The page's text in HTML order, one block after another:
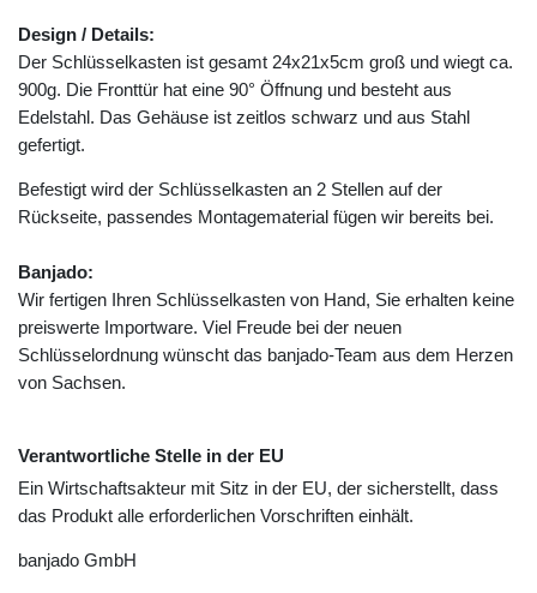
Design / Details:
Der Schlüsselkasten ist gesamt 24x21x5cm groß und wiegt ca.
900g. Die Fronttür hat eine 90° Öffnung und besteht aus
Edelstahl. Das Gehäuse ist zeitlos schwarz und aus Stahl
gefertigt.
Befestigt wird der Schlüsselkasten an 2 Stellen auf der
Rückseite, passendes Montagematerial fügen wir bereits bei.
Banjado:
Wir fertigen Ihren Schlüsselkasten von Hand, Sie erhalten keine
preiswerte Importware. Viel Freude bei der neuen
Schlüsselordnung wünscht das banjado-Team aus dem Herzen
von Sachsen.
Verantwortliche Stelle in der EU
Ein Wirtschaftsakteur mit Sitz in der EU, der sicherstellt, dass
das Produkt alle erforderlichen Vorschriften einhält.
banjado GmbH